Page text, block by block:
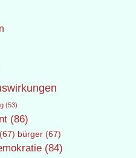
(53)
(86)
(67) bürger(67)
(84)